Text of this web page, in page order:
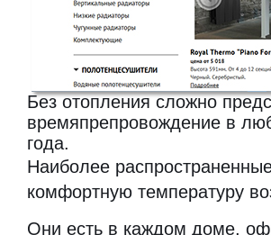
Без отопления сложно
времяпрепровождение в
года.
Наиболее
комфортную температуру
Они есть в каждом доме,